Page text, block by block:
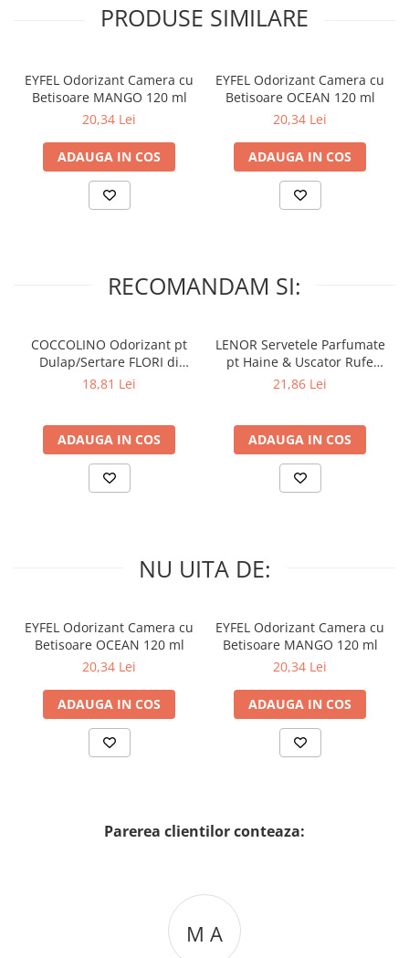
Parfumuri
Stick
Covoare & Tapiterii
PRODUSE SIMILARE
EYFEL Odorizant Camera cu
Betisoare MANGO 120 ml
20,34 Lei
ADAUGA IN COS
EYFEL Odorizant Camera cu
Betisoare OCEAN 120 ml
20,34 Lei
ADAUGA IN COS
RECOMANDAM SI:
COCCOLINO Odorizant pt
Dulap/Sertare FLORI di
PRIMAVERA 3 buc
18,81 Lei
ADAUGA IN COS
LENOR Servetele Parfumate
pt Haine & Uscator Rufe
SPRING AWAKENING 34 buc
21,86 Lei
ADAUGA IN COS
NU UITA DE:
EYFEL Odorizant Camera cu
Betisoare OCEAN 120 ml
20,34 Lei
ADAUGA IN COS
EYFEL Odorizant Camera cu
Betisoare MANGO 120 ml
20,34 Lei
ADAUGA IN COS
Parerea clientilor conteaza:
M A